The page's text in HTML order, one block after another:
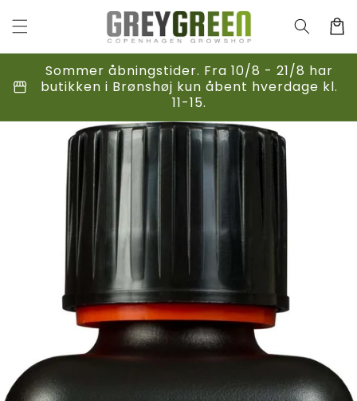
indhold
storefront
Sommer åbningstider. Fra 10/8 - 21/8 har
butikken i Brønshøj kun åbent hverdage kl.
11-15.